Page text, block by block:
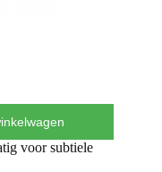
voor subtiele